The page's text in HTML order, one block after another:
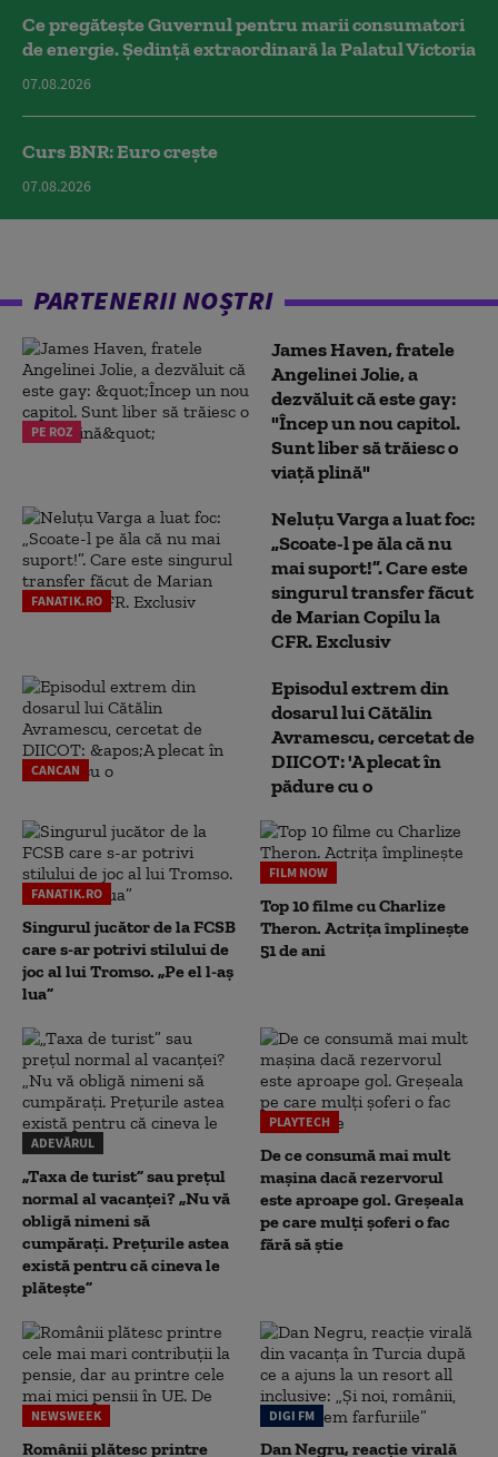
Ce pregătește Guvernul pentru marii consumatori
de energie. Ședință extraordinară la Palatul Victoria
07.08.2026
Curs BNR: Euro crește
07.08.2026
PARTENERII NOȘTRI
PE ROZ
James Haven, fratele
Angelinei Jolie, a
dezvăluit că este gay:
"Încep un nou capitol.
Sunt liber să trăiesc o
viață plină"
FANATIK.RO
Neluțu Varga a luat foc:
„Scoate-l pe ăla că nu
mai suport!”. Care este
singurul transfer făcut
de Marian Copilu la
CFR. Exclusiv
CANCAN
Episodul extrem din
dosarul lui Cătălin
Avramescu, cercetat de
DIICOT: 'A plecat în
pădure cu o
FANATIK.RO
Singurul jucător de la FCSB
care s-ar potrivi stilului de
joc al lui Tromso. „Pe el l-aș
lua”
FILM NOW
Top 10 filme cu Charlize
Theron. Actrița împlinește
51 de ani
ADEVĂRUL
„Taxa de turist” sau prețul
normal al vacanței? „Nu vă
obligă nimeni să
cumpărați. Prețurile astea
există pentru că cineva le
plătește”
PLAYTECH
De ce consumă mai mult
mașina dacă rezervorul
este aproape gol. Greșeala
pe care mulți șoferi o fac
fără să știe
NEWSWEEK
Românii plătesc printre
DIGI FM
Dan Negru, reacție virală